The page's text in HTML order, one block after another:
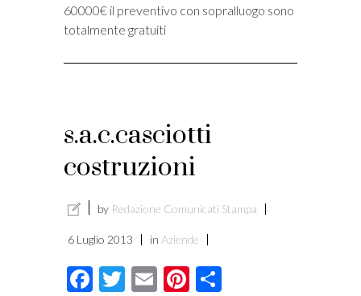
60000€ il preventivo con sopralluogo sono
totalmente gratuiti
s.a.c.casciotti
costruzioni
by Redazione Comunicati Stampa
6 Luglio 2013 in Aziende
Facebook
Twitter
EmailPinterest